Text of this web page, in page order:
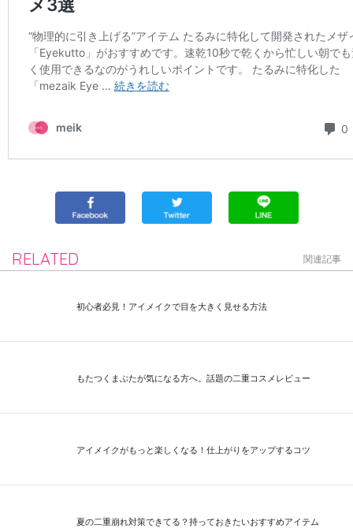
RELATED 関連記事
初心者必見！アイメイクで目を大きく見せる方法
もたつくまぶたが気になる方へ。話題の二重コスメレビュー
アイメイクがもっと楽しくなる！仕上がりをアップするコツ
夏の二重崩れ対策できてる？持っておきたいおすすめアイテム